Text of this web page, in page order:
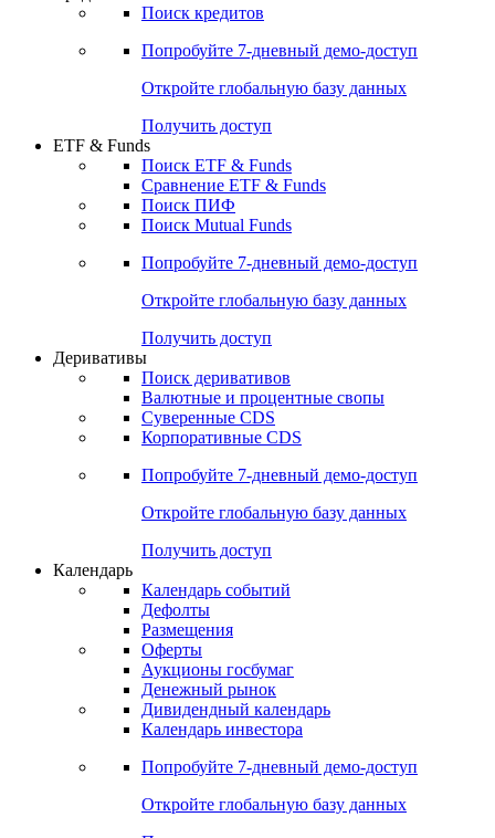
Откройте глобальную базу данных
Получить доступ
Поиск кредитов
Попробуйте7-дневный
Откройте глобальную базу данных
Получить доступ
ETF & Funds
Сравнение ETF & Funds
Поиск Mutual Funds
Попробуйте7-дневный
Откройте глобальную базу данных
Получить доступ
Деривативы
Валютные и процентные свопы
Корпоративные CDS
Попробуйте7-дневный
Откройте глобальную базу данных
Получить доступ
Календарь
Календарь событий
Дефолты
Размещения
Оферты
Денежный рынок
Календарь инвестора